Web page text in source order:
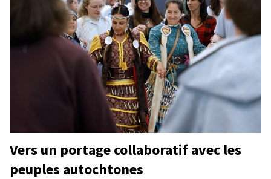
Vers un portage collaboratif avec les
peuples autochtones